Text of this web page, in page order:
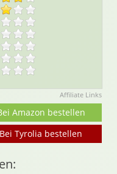
Affiliate Links
Amazon bestellen
Bei Tyrolia bestellen